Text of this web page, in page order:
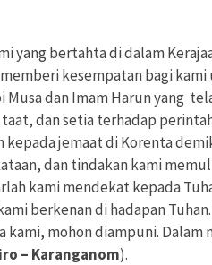
yang bertahta di dalam
kesempatan bagi
Musa dan Imam Harun yang
dan setia terhadap
kepada jemaat di Korenta
dan tindakan kami
kami mendekat kepada
berkenan di hadapan
kami, mohon diampuni. Dalam
– Karanganom).